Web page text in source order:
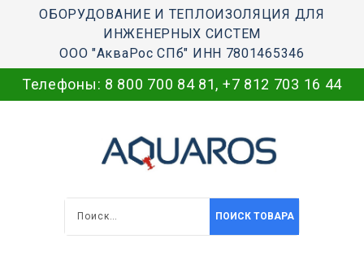
ОБОРУДОВАНИЕ И ТЕПЛОИЗОЛЯЦИЯ ДЛЯ
ИНЖЕНЕРНЫХ СИСТЕМ
ООО "АкваРос СПб" ИНН 7801465346
Телефоны: 8 800 700 84 81, +7 812 703 16 44
ПОИСК ТОВАРА